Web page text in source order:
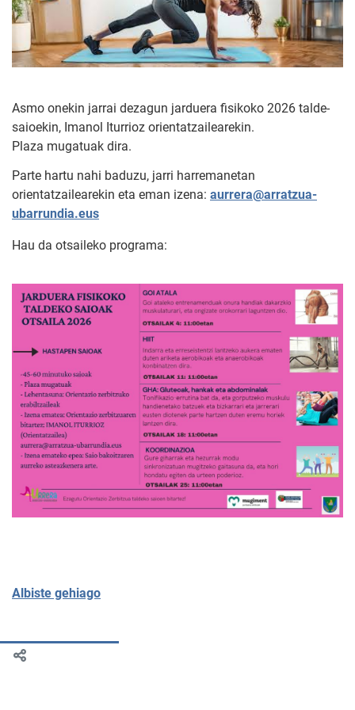
Asmo onekin jarrai dezagun jarduera fisikoko 2026 talde-
saioekin, Imanol Iturrioz orientatzailearekin.
Plaza mugatuak dira.
Parte hartu nahi baduzu, jarri harremanetan
orientatzailearekin eta eman izena: aurrera@arratzua-
ubarrundia.eus
Hau da otsaileko programa:
Albiste gehiago